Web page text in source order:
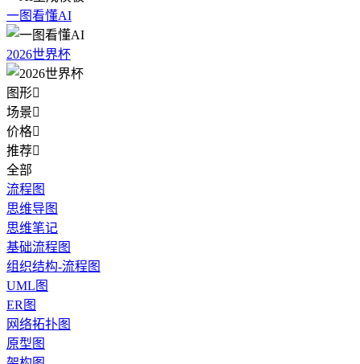
一图看懂AI
2026世界杯
图形
场景
价格
推荐
全部
流程图
思维导图
思维笔记
基础流程图
组织结构-流程图
UML图
ER图
网络拓扑图
原型图